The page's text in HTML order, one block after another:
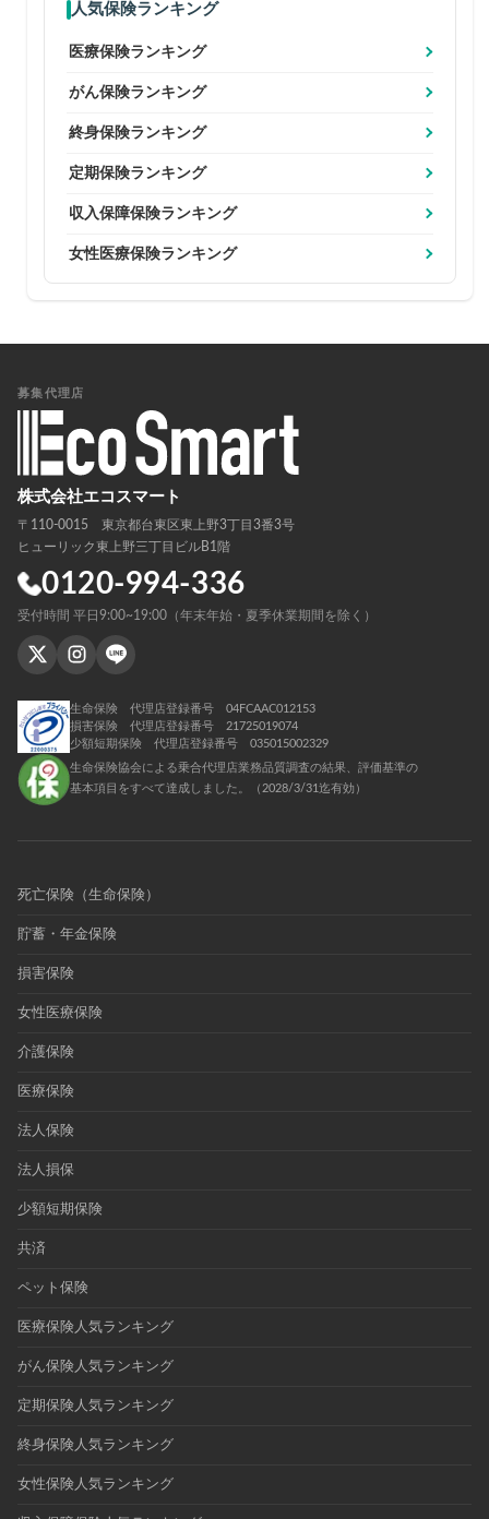
人気保険ランキング
医療保険ランキング
がん保険ランキング
終身保険ランキング
定期保険ランキング
収入保障保険ランキング
女性医療保険ランキング
募集代理店
株式会社エコスマート
〒110-0015 東京都台東区東上野3丁目3番3号
ヒューリック東上野三丁目ビルB1階
0120-994-336
受付時間 平日9:00~19:00（年末年始・夏季休業期間を除く）
生命保険 代理店登録番号 04FCAAC012153
損害保険 代理店登録番号 21725019074
少額短期保険 代理店登録番号 035015002329
生命保険協会による乗合代理店業務品質調査の結果、評価基準の
基本項目をすべて達成しました。（2028/3/31迄有効）
死亡保険（生命保険）
貯蓄・年金保険
損害保険
女性医療保険
介護保険
医療保険
法人保険
法人損保
少額短期保険
共済
ペット保険
医療保険人気ランキング
がん保険人気ランキング
定期保険人気ランキング
終身保険人気ランキング
女性保険人気ランキング